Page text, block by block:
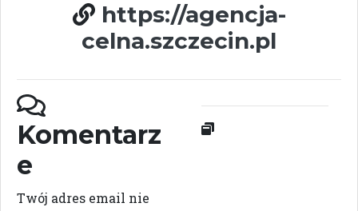
https://agencja-
celna.szczecin.pl
Komentarz
e
Twój adres email nie